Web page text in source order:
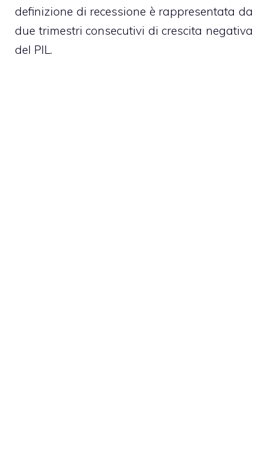
definizione di recessione è rappresentata da
due trimestri consecutivi di crescita negativa
del PIL.